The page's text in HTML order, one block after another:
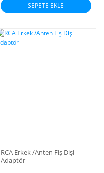
SEPETE EKLE
RCA Erkek /Anten Fiş Dişi
Adaptör